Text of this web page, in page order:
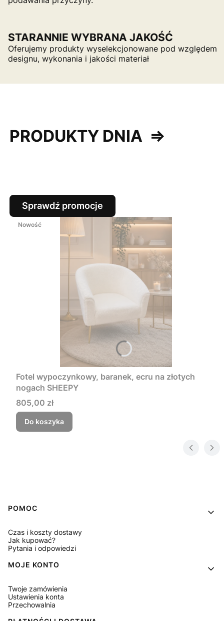
STARANNIE WYBRANA JAKOŚĆ
Oferujemy produkty wyselekcjonowane pod względem
designu, wykonania i jakości materiał
PRODUKTY DNIA ⇒
Sprawdź promocje
Nowość
Fotel wypoczynkowy, baranek, ecru na złotych
nogach SHEEPY
Cena
805,00 zł
Do koszyka
Linki w stopce
POMOC
Czas i koszty dostawy
Jak kupować?
Pytania i odpowiedzi
MOJE KONTO
Twoje zamówienia
Ustawienia konta
Przechowalnia